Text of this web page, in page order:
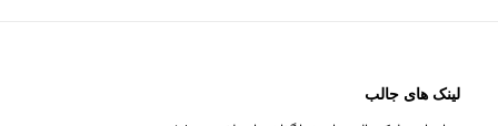
لینک های جالب